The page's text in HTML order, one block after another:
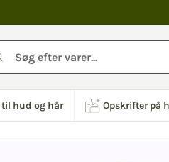
til hud og hår Opskrifter på